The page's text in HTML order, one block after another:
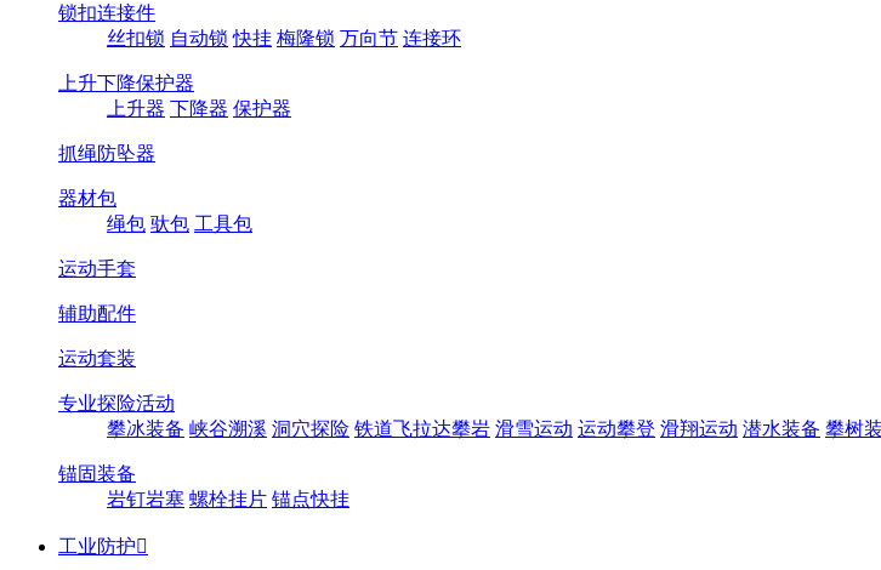
锁扣连接件
丝扣锁 自动锁 快挂 梅隆锁 万向节 连接环
上升下降保护器
上升器 下降器 保护器
抓绳防坠器
器材包
绳包 驮包 工具包
运动手套
辅助配件
运动套装
专业探险活动
攀冰装备 峡谷溯溪 洞穴探险 铁道飞拉达攀岩 滑雪运动 运动攀登 滑翔运动 潜水装备 攀树
锚固装备
岩钉岩塞 螺栓挂片 锚点快挂
工业防护